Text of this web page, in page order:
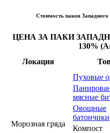
Стоимость паков
ЦЕНА ЗА ПАКИ
130%
Локация
Морозная гряда
Пуховые
мясные
Овощные
батончики
Компост